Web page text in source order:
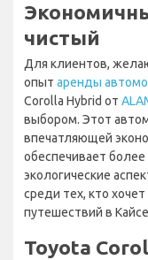
чистый
Для клиентов,
опыт аренды
Corolla Hybrid от
выбором. Этот
впечатляющей
обеспечивает
экологические
среди тех, кто
путешествий в
Toyota